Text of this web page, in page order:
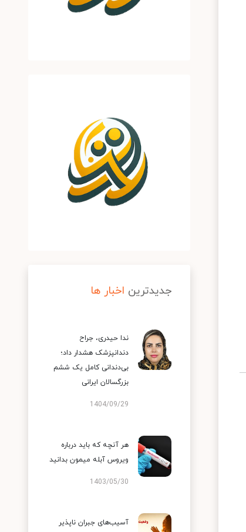
جدیدترین اخبار ها
ندا حیدری، جراح
دندانپزشک هشدار داد؛
بی‌دندانی کامل یک ششم
بزرگسالان ایرانی
1404/09/29
هر آنچه که باید درباره
ویروس آبله میمون بدانید
1403/05/30
آسیب‌های جبران ناپذیر